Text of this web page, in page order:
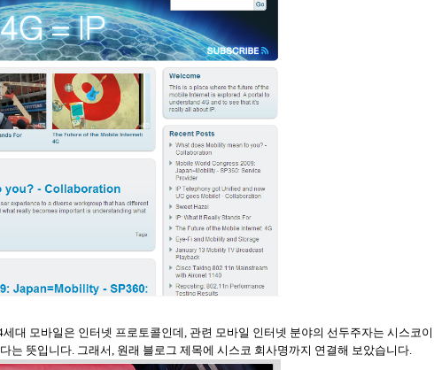
대 모바일은 인터넷 프로토콜인데, 관련 모바일 인터넷 분야의 선두주자는 시스코이
는 뜻입니다. 그래서, 원래 블로그 제목에 시스코 회사명까지 연결해 보았습니다